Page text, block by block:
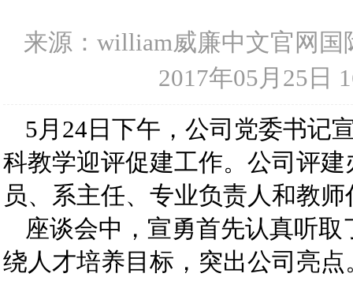
来源：william威廉中文官网
2017年05月25日
5月24日下午，公司党委书记
科教学迎评促建工作。公司评
员、系主任、专业负责人和教
座谈会中，宣勇首先认真听
绕人才培养目标，突出公司亮